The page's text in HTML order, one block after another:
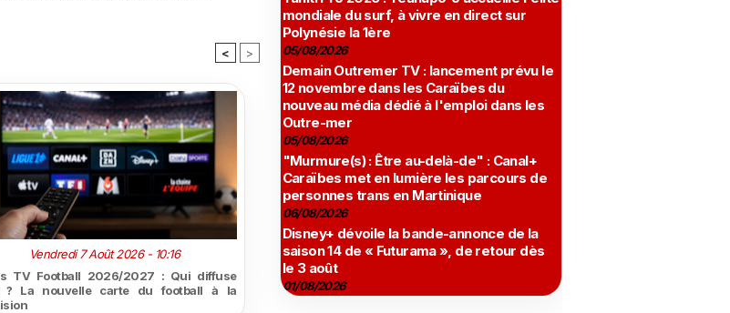
< >
Vendredi 7 Août 2026 - 10:16
TV Football 2026/2027 : Qui diffuse
? La nouvelle carte du football à la
mondiale du surf, à vivre en direct sur
Polynésie la 1ère
05/08/2026
Demain Outremer TV : lancement prévu le
12 novembre dans les Caraïbes du
nouveau média dédié à l'emploi dans les
Outre-mer
05/08/2026
"Murmure(s) : Être au-delà-de" : Canal+
Caraïbes met en lumière les parcours de
personnes trans en Martinique
06/08/2026
Disney+ dévoile la bande-annonce de la
saison 14 de « Futurama », de retour dès
le 3 août
01/08/2026